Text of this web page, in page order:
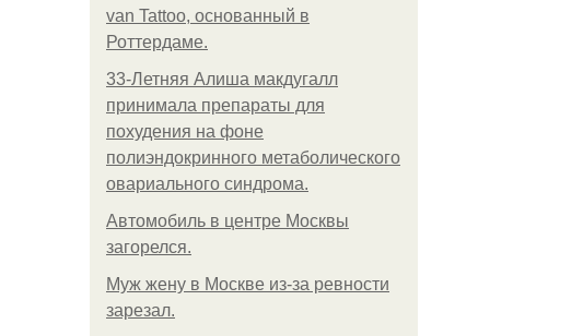
van Tattoo, основанный в
Роттердаме.
33-Летняя Алиша макдугалл
принимала препараты для
похудения на фоне
полиэндокринного метаболического
овариального синдрома.
Автомобиль в центре Москвы
загорелся.
Mуж жену в Москве из-за ревности
зарезал.